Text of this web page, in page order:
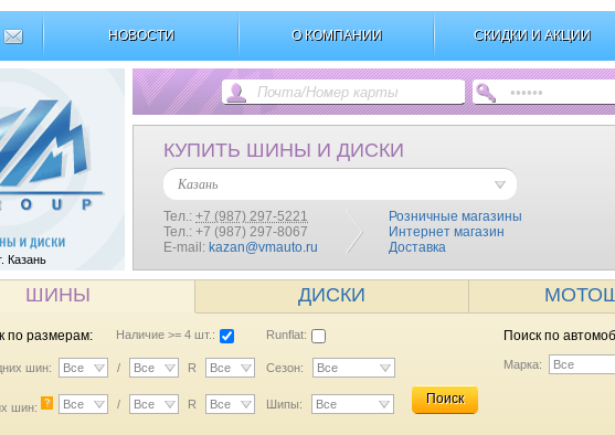
НОВОСТИ О КОМПАНИИ СКИДКИ И АКЦИИ
Казань
КУПИТЬ ШИНЫ И ДИСКИ
Казань
Тел.: +7 (987) 297-5221
Тел.: +7 (987) 297-8067
E-mail: kazan@vmauto.ru
Розничные магазины
Интернет магазин
Доставка
ШИНЫ ДИСКИ
по размерам: Наличие >= 4 шт.: Runflat:
шин: Все / Все R Все Сезон: Все
шин: ? Все / Все R Все Шипы: Все Поиск
Поиск по
Марка: Все